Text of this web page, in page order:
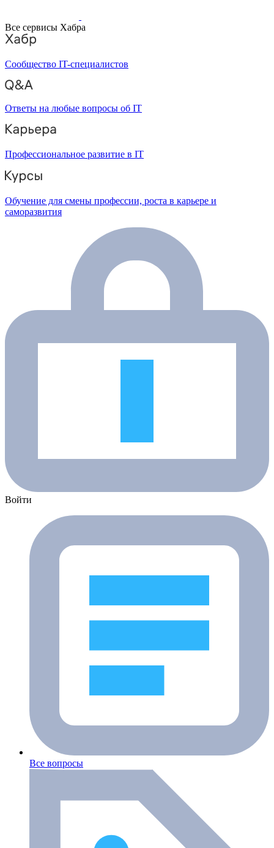
Все сервисы Хабра
Сообщество IT-специалистов
Ответы на любые вопросы об IT
Профессиональное развитие в IT
Обучение для смены профессии, роста в карьере и
саморазвития
Войти
Все вопросы